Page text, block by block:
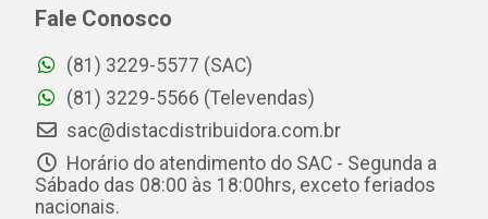
Fale Conosco
(81) 3229-5577 (SAC)
(81) 3229-5566 (Televendas)
sac@distacdistribuidora.com.br
Horário do atendimento do SAC - Segunda a
Sábado das 08:00 às 18:00hrs, exceto feriados
nacionais.